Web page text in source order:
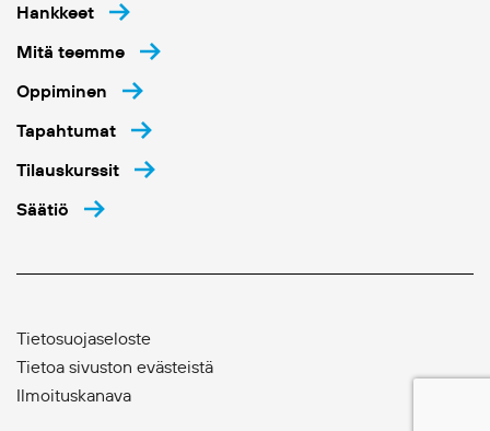
Hankkeet
Mitä teemme
Oppiminen
Tapahtumat
Tilauskurssit
Säätiö
Tietosuojaseloste
Tietoa sivuston evästeistä
Ilmoituskanava